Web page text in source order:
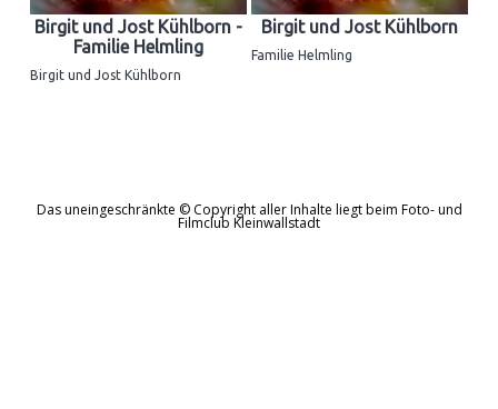
Birgit und Jost Kühlborn -
Familie Helmling
Birgit und Jost Kühlborn
Birgit und Jost Kühlborn
Familie Helmling
Das uneingeschränkte © Copyright aller Inhalte liegt beim Foto- und
Filmclub Kleinwallstadt